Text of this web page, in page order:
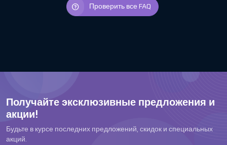
Проверить все FAQ
Получайте эксклюзивные предложения и
акции!
Будьте в курсе последних предложений, скидок и специальных
акций.